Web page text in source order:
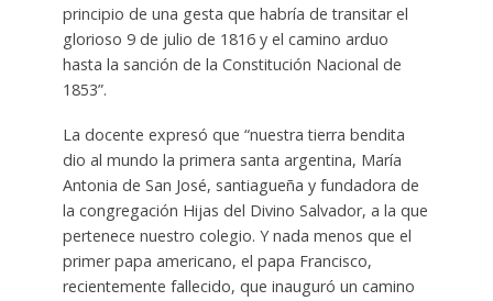
principio de una gesta que habría de transitar el
glorioso 9 de julio de 1816 y el camino arduo
hasta la sanción de la Constitución Nacional de
1853”.
La docente expresó que “nuestra tierra bendita
dio al mundo la primera santa argentina, María
Antonia de San José, santiagueña y fundadora de
la congregación Hijas del Divino Salvador, a la que
pertenece nuestro colegio. Y nada menos que el
primer papa americano, el papa Francisco,
recientemente fallecido, que inauguró un camino